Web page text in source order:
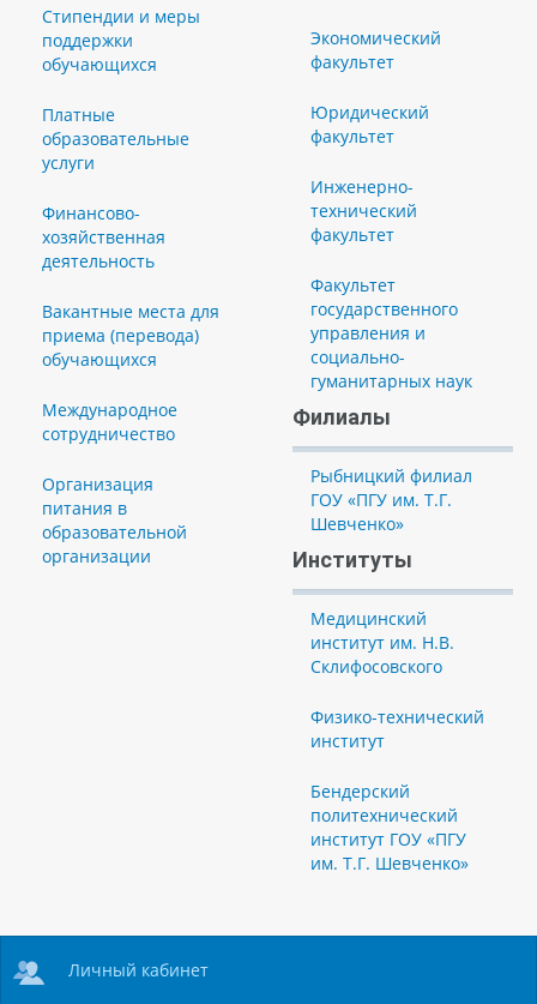
Стипендии и меры
поддержки
обучающихся
Платные
образовательные
услуги
Финансово-
хозяйственная
деятельность
Вакантные места для
приема (перевода)
обучающихся
Международное
сотрудничество
Организация
питания в
образовательной
организации
Экономический
факультет
Юридический
факультет
Инженерно-
технический
факультет
Факультет
государственного
управления и
социально-
гуманитарных наук
Филиалы
Рыбницкий филиал
ГОУ «ПГУ им. Т.Г.
Шевченко»
Институты
Медицинский
институт им. Н.В.
Склифосовского
Физико-технический
институт
Бендерский
политехнический
институт ГОУ «ПГУ
им. Т.Г. Шевченко»
Личный кабинет